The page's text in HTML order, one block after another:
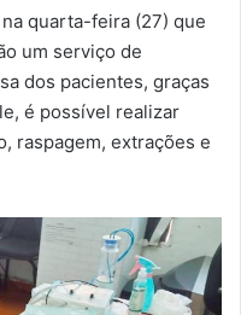
quarta-feira (27) que
um serviço de
dos pacientes, graças
é possível realizar
raspagem, extrações e